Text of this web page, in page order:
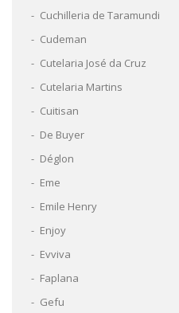
Cuchilleria de Taramundi
Cudeman
Cutelaria José da Cruz
Cutelaria Martins
Cuitisan
De Buyer
Déglon
Eme
Emile Henry
Enjoy
Evviva
Faplana
Gefu